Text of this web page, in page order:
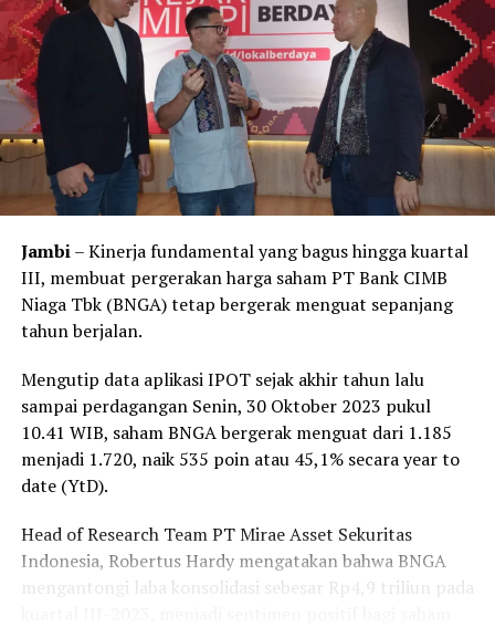
Jambi– Kinerja fundamental yang bagus hingga kuartal
III, membuat pergerakan harga saham PT Bank CIMB
Niaga Tbk (BNGA) tetap bergerak menguat sepanjang
tahun berjalan.
Mengutip data aplikasi IPOT sejak akhir tahun lalu
sampai perdagangan Senin, 30 Oktober 2023 pukul
10.41 WIB, saham BNGA bergerak menguat dari 1.185
menjadi 1.720, naik 535 poin atau 45,1% secara year to
date (YtD).
Head of Research Team PT Mirae Asset Sekuritas
Indonesia, Robertus Hardy mengatakan bahwa BNGA
mengantongi laba konsolidasi sebesar Rp4,9 triliun pada